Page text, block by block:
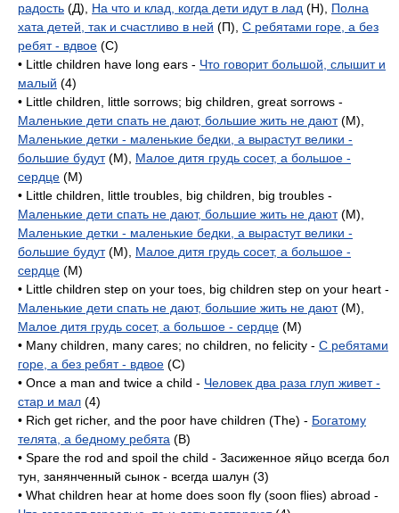
радость (Д), На что и клад, когда дети идут в лад (H), Полна
хата детей, так и счастливо в ней (П), С ребятами горе, а без
ребят - вдвое (C)
• Little children have long ears - Что говорит большой, слышит и
малый (4)
• Little children, little sorrows; big children, great sorrows -
Маленькие дети спать не дают, большие жить не дают(M),
Маленькие детки - маленькие бедки, а вырастут велики -
большие будут(M), Малое дитя грудь сосет, а большое -
сердце (M)
• Little children, little troubles, big children, big troubles -
Маленькие дети спать не дают, большие жить не дают(M),
Маленькие детки - маленькие бедки, а вырастут велики -
большие будут(M), Малое дитя грудь сосет, а большое -
сердце (M)
• Little children step on your toes, big children step on your heart -
Маленькие дети спать не дают, большие жить не дают(M),
Малое дитя грудь сосет, а большое - сердце (M)
• Many children, many cares; no children, no felicity - С ребятами
горе, а без ребят - вдвое (C)
• Once a man and twice a child - Человек два раза глуп живет -
стар и мал (4)
• Rich get richer, and the poor have children (The) - Богатому
телята, а бедному ребята (B)
• Spare the rod and spoil the child - Засиженное яйцо всегда бол
тун, занянченный сынок - всегда шалун (3)
• What children hear at home does soon fly (soon flies) abroad -